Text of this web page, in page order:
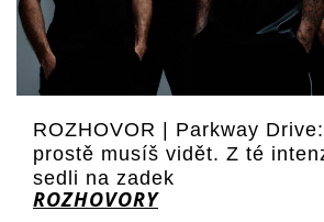
ROZHOVOR | Parkway
prostě musíš vidět. Z té
sedli na zadek
ROZHOVORY